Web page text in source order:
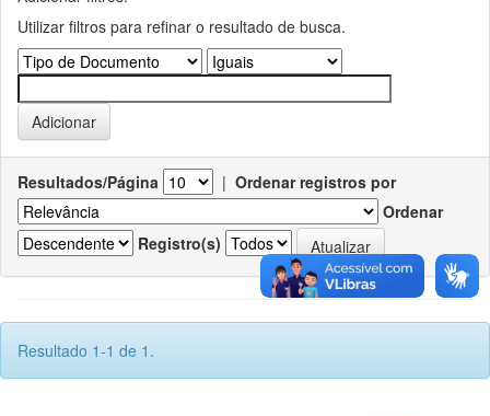
Utilizar filtros para refinar o resultado de busca.
Resultados/Página | Ordenar registros por
Ordenar
Registro(s)
Resultado 1-1 de 1.